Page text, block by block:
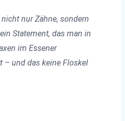
nur Zähne, sondern
Statement, das man in
im Essener
– und das keine Floskel